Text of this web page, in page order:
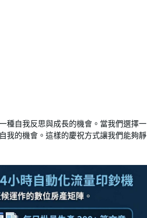
種自我反思與成長的機會。當我們選擇一
我的機會。這樣的慶祝方式讓我們能夠靜